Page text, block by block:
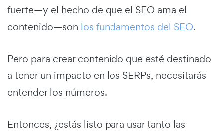
fuerte—y el hecho de que el SEO ama el
contenido—son los fundamentos del SEO.
Pero para crear contenido que esté destinado
a tener un impacto en los SERPs, necesitarás
entender los números.
Entonces, ¿estás listo para usar tanto las